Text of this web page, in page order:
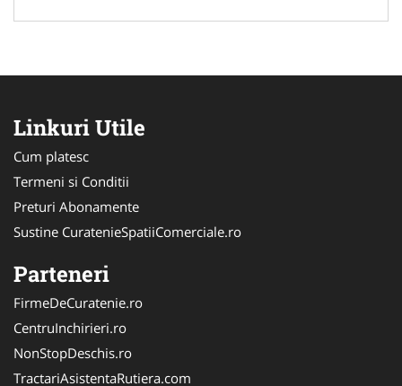
Linkuri Utile
Cum platesc
Termeni si Conditii
Preturi Abonamente
Sustine CuratenieSpatiiComerciale.ro
Parteneri
FirmeDeCuratenie.ro
CentruInchirieri.ro
NonStopDeschis.ro
TractariAsistentaRutiera.com